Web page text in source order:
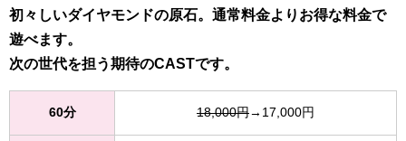
初々しいダイヤモンドの原石。通常料金よりお得な料金で
遊べます。
次の世代を担う期待のCASTです。
60分 18,000円→17,000円